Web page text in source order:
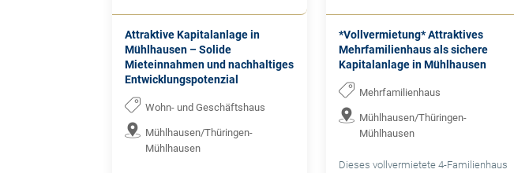
Attraktive Kapitalanlage in
Mühlhausen – Solide
Mieteinnahmen und nachhaltiges
Entwicklungspotenzial
Wohn- und Geschäftshaus
Mühlhausen/Thüringen-
Mühlhausen
*Vollvermietung* Attraktives
Mehrfamilienhaus als sichere
Kapitalanlage in Mühlhausen
Mehrfamilienhaus
Mühlhausen/Thüringen-
Mühlhausen
Dieses vollvermietete 4-Familienhaus